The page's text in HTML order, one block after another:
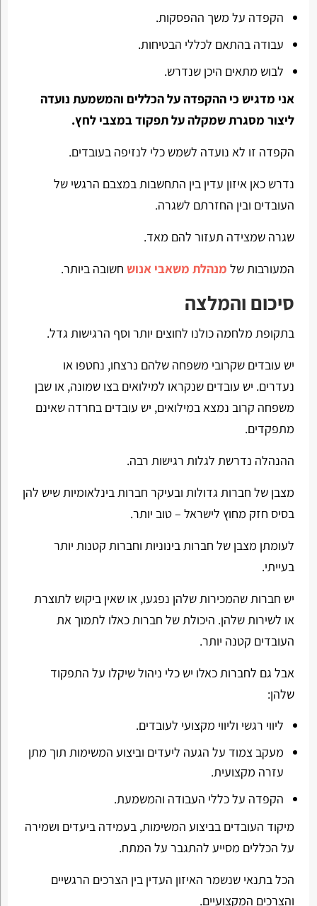
הקפדה על משך ההפסקות.
עבודה בהתאם לכללי הבטיחות.
לבוש מתאים היכן שנדרש.
אני מדגיש כי ההקפדה על הכללים והמשמעת נועדה
ליצור מסגרת שמקלה על תפקוד במצבי לחץ.
הקפדה זו לא נועדה לשמש כלי לנזיפה בעובדים.
נדרש כאן איזון עדין בין התחשבות במצבם הרגשי של
העובדים ובין החזרתם לשגרה.
שגרה שמצידה תעזור להם מאד.
המעורבות של מנהלת משאבי אנושחשובה ביותר.
סיכום והמלצה
בתקופת מלחמה כולנו לחוצים יותר וסף הרגישות גדל.
יש עובדים שקרובי משפחה שלהם נרצחו, נחטפו או
נעדרים. יש עובדים שנקראו למילואים בצו שמונה, או שבן
משפחה קרוב נמצא במילואים, יש עובדים בחרדה שאינם
מתפקדים.
ההנהלה נדרשת לגלות רגישות רבה.
מצבן של חברות גדולות ובעיקר חברות בינלאומיות שיש להן
בסיס חזק מחוץ לישראל – טוב יותר.
לעומתן מצבן של חברות בינוניות וחברות קטנות יותר
בעייתי.
יש חברות שהמכירות שלהן נפגעו, או שאין ביקוש לתוצרת
או לשירות שלהן. היכולת של חברות כאלו לתמוך את
העובדים קטנה יותר.
אבל גם לחברות כאלו יש כלי ניהול שיקלו על התפקוד
שלהן:
ליווי רגשי וליווי מקצועי לעובדים.
מעקב צמוד על הגעה ליעדים וביצוע המשימות תוך מתן
עזרה מקצועית.
הקפדה על כללי העבודה והמשמעת.
מיקוד העובדים בביצוע המשימות, בעמידה ביעדים ושמירה
על הכללים מסייע להתגבר על המתח.
הכל בתנאי שנשמר האיזון העדין בין הצרכים הרגשיים
והצרכים המקצועיים.